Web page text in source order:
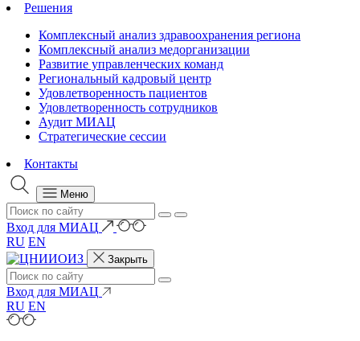
Решения
Комплексный анализ здравоохранения региона
Комплексный анализ медорганизации
Развитие управленческих команд
Региональный кадровый центр
Удовлетворенность пациентов
Удовлетворенность сотрудников
Аудит МИАЦ
Стратегические сессии
Контакты
Меню
Вход для МИАЦ
RU EN
Закрыть
Вход для МИАЦ
RU EN